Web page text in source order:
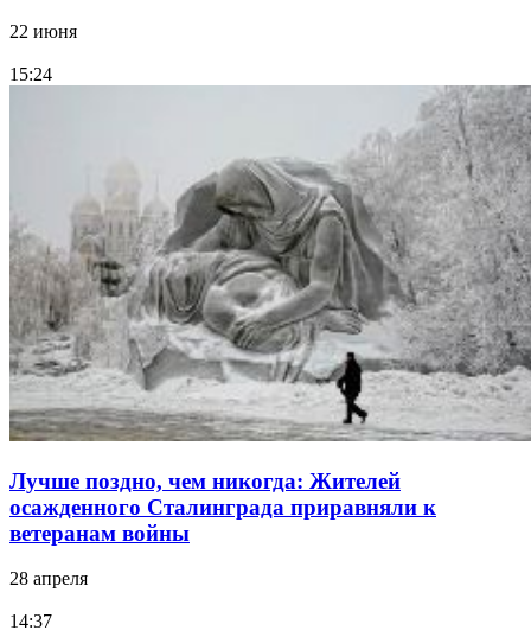
22 июня
15:24
Лучше поздно, чем никогда: Жителей
осажденного Сталинграда приравняли к
ветеранам войны
28 апреля
14:37